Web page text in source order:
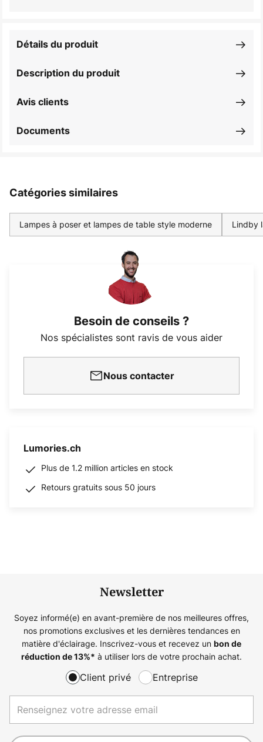
Description du produit
Détails du produit
Avis clients
Documents
Catégories similaires
Lampes à poser et lampes de table style moderne Lindby
Besoin de conseils ?
Nos spécialistes sont ravis de vous aider
Nous contacter
Lumories.ch
Plus de 1.2 million articles en stock
Retours gratuits sous 50 jours
Newsletter
Soyez informé(e) en avant-première de nos meilleures offres,
nos promotions exclusives et les dernières tendances en
matière d'éclairage. Inscrivez-vous et recevez un bon de
réduction de13%* à utiliser lors de votre prochain achat.
Client privé Entreprise